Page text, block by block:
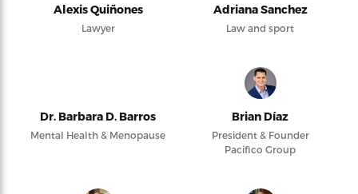
Alexis Quiñones
Lawyer
Adriana Sanchez
Law and sport
Dr. Barbara D. Barros
Mental Health & Menopause
Brian Díaz
President & Founder
Pacifico Group